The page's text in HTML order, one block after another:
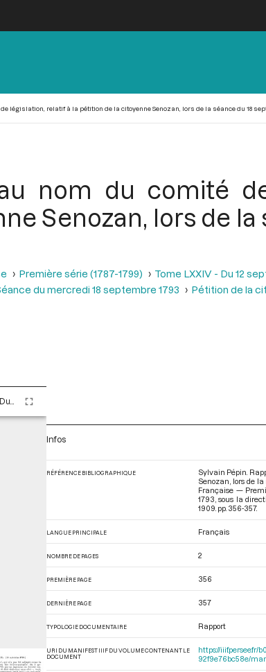
législation, relatif à la pétition de la citoyenne Senozan, lors de la séance du 18
nom du comité
Senozan, lors de
Première série (1787-1799)
Tome LXXIV - Du 12
du mercredi 18 septembre 1793 Pétition de la
Infos
RÉFÉRENCE BIBLIOGRAPHIQUE
Sylvain Pépin.
Senozan, lors de
Française —
1793 , sous la
1909. pp. 356-357.
LANGUE PRINCIPALE Français
NOMBRE DE PAGES 2
PREMIÈRE PAGE 356
DERNIÈRE PAGE 357
TYPOLOGIE DOCUMENTAIRE Rapport
URI DU MANIFEST IIIF DU VOLUME CONTENANT LE
DOCUMENT
https://iiif.persee.fr/
92f9e76bc58e/